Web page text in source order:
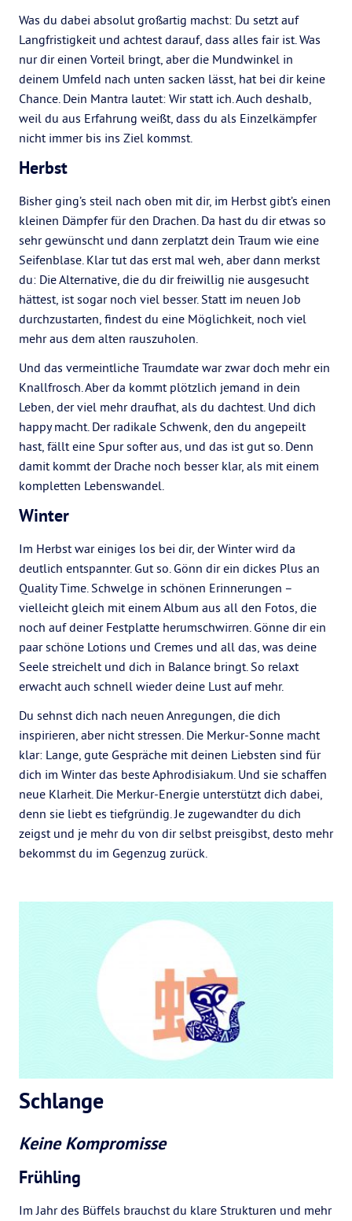
Was du dabei absolut großartig machst: Du setzt auf
Langfristigkeit und achtest darauf, dass alles fair ist. Was
nur dir einen Vorteil bringt, aber die Mundwinkel in
deinem Umfeld nach unten sacken lässt, hat bei dir keine
Chance. Dein Mantra lautet: Wir statt ich. Auch deshalb,
weil du aus Erfahrung weißt, dass du als Einzelkämpfer
nicht immer bis ins Ziel kommst.
Herbst
Bisher ging’s steil nach oben mit dir, im Herbst gibt’s einen
kleinen Dämpfer für den Drachen. Da hast du dir etwas so
sehr gewünscht und dann zerplatzt dein Traum wie eine
Seifenblase. Klar tut das erst mal weh, aber dann merkst
du: Die Alternative, die du dir freiwillig nie ausgesucht
hättest, ist sogar noch viel besser. Statt im neuen Job
durchzustarten, findest du eine Möglichkeit, noch viel
mehr aus dem alten rauszuholen.
Und das vermeintliche Traumdate war zwar doch mehr ein
Knallfrosch. Aber da kommt plötzlich jemand in dein
Leben, der viel mehr draufhat, als du dachtest. Und dich
happy macht. Der radikale Schwenk, den du angepeilt
hast, fällt eine Spur softer aus, und das ist gut so. Denn
damit kommt der Drache noch besser klar, als mit einem
kompletten Lebenswandel.
Winter
Im Herbst war einiges los bei dir, der Winter wird da
deutlich entspannter. Gut so. Gönn dir ein dickes Plus an
Quality Time. Schwelge in schönen Erinnerungen –
vielleicht gleich mit einem Album aus all den Fotos, die
noch auf deiner Festplatte herumschwirren. Gönne dir ein
paar schöne Lotions und Cremes und all das, was deine
Seele streichelt und dich in Balance bringt. So relaxt
erwacht auch schnell wieder deine Lust auf mehr.
Du sehnst dich nach neuen Anregungen, die dich
inspirieren, aber nicht stressen. Die Merkur-Sonne macht
klar: Lange, gute Gespräche mit deinen Liebsten sind für
dich im Winter das beste Aphrodisiakum. Und sie schaffen
neue Klarheit. Die Merkur-Energie unterstützt dich dabei,
denn sie liebt es tiefgründig. Je zugewandter du dich
zeigst und je mehr du von dir selbst preisgibst, desto mehr
bekommst du im Gegenzug zurück.
Schlange
Keine Kompromisse
Frühling
Im Jahr des Büffels brauchst du klare Strukturen und mehr